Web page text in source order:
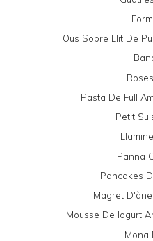
Ous Sobre Llit De
Pasta De Full
Petit
Panna
Pancakes
Magret
Mousse De Iogurt
Mona